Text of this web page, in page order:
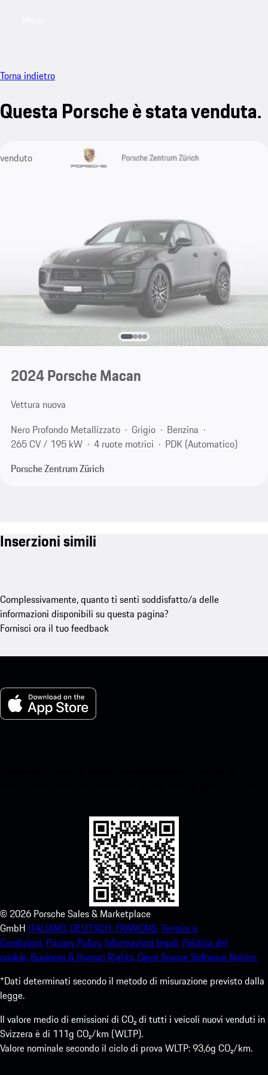
Torna indietro
Questa Porsche è stata venduta.
venduto
2024 Porsche Macan
Vettura nuova
Nero Profondo Metallizzato
Grigio
Benzina
265 CV / 195 kW
4 ruote motrici
PDK (Automatico)
Porsche Zentrum Zürich
Inserzioni simili
Complessivamente, quanto ti senti soddisfatto/a delle
informazioni disponibili su questa pagina?
Fornisci ora il tuo feedback
© 2026 Porsche Sales & Marketplace
GmbH ITALIANO. DEUTSCH. FRANCAIS.Termini e
Condizioni. Privacy Policy. Informazioni legali. Politica dei
cookie. Business & Human Rights.Open Source Software Notice.
*Dati determinati secondo il metodo di misurazione previsto dalla
legge.
Il valore medio di emissioni di CO₂ di tutti i veicoli nuovi venduti in
Svizzera è di 111g CO₂/km (WLTP).
Valore nominale secondo il ciclo di prova WLTP: 93,6g CO₂/km.